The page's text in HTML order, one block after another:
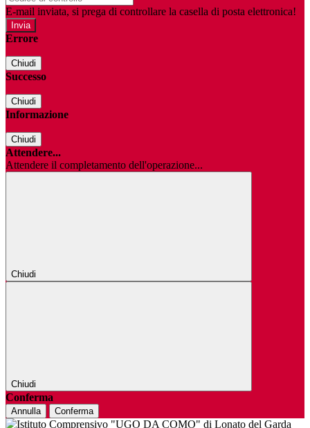
E-mail inviata, si prega di controllare la casella di posta elettronica!
Errore
Chiudi
Successo
Chiudi
Informazione
Chiudi
Attendere...
Attendere il completamento dell'operazione...
Chiudi
Chiudi
Conferma
Annulla Conferma